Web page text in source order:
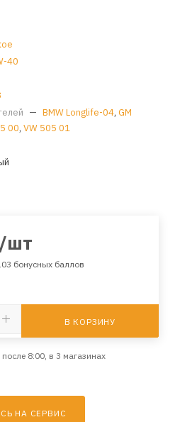
40
— BMW Longlife-04, GM
00, VW 505 01
/шт
бонусных баллов
В КОРЗИНУ
8:00, в 3 магазинах
НА СЕРВИС